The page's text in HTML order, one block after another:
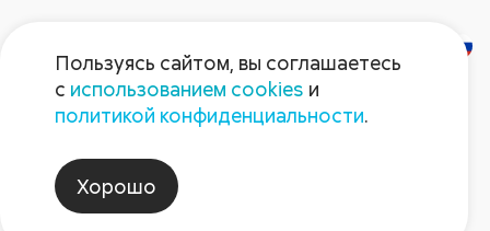
КАК БОРОТЬСЯ С
КОНТРАФАКТОМ?
Объединять усилия!
Пользуясь сайтом, вы соглашаетесь
с использованием cookies и
политикой конфиденциальности.
Хорошо